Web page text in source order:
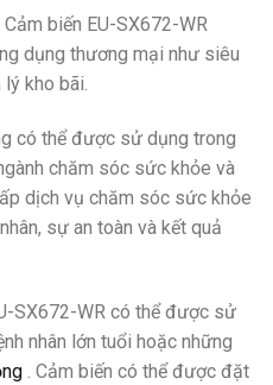
biến EU-SX672-WR
dụng thương mại như siêu
kho bãi.
có thể được sử dụng trong
chăm sóc sức khỏe và
dịch vụ chăm sóc sức khỏe
sự an toàn và kết quả
SX672-WR có thể được sử
nhân lớn tuổi hoặc những
. Cảm biến có thể được đặt